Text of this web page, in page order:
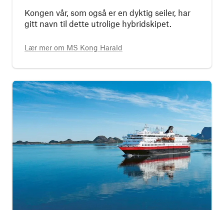
Kongen vår, som også er en dyktig seiler, har
gitt navn til dette utrolige hybridskipet.
Lær mer om MS Kong Harald